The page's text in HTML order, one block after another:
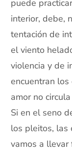
puede
interior, debe,
tentación de
el viento
violencia y de
encuentran los
amor no
Si en el seno
los pleitos, las
vamos a